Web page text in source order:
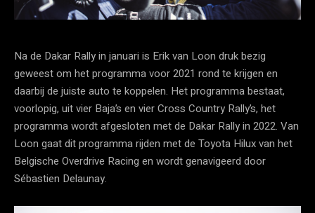
Na de Dakar Rally in januari is Erik van Loon druk bezig
geweest om het programma voor 2021 rond te krijgen en
daarbij de juiste auto te koppelen. Het programma bestaat,
voorlopig, uit vier Baja’s en vier Cross Country Rally’s, het
programma wordt afgesloten met de Dakar Rally in 2022. Van
Loon gaat dit programma rijden met de Toyota Hilux van het
Belgische Overdrive Racing en wordt genavigeerd door
Sébastien Delaunay.